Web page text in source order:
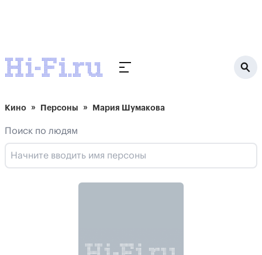
Кино Персоны Мария Шумакова
Поиск по людям